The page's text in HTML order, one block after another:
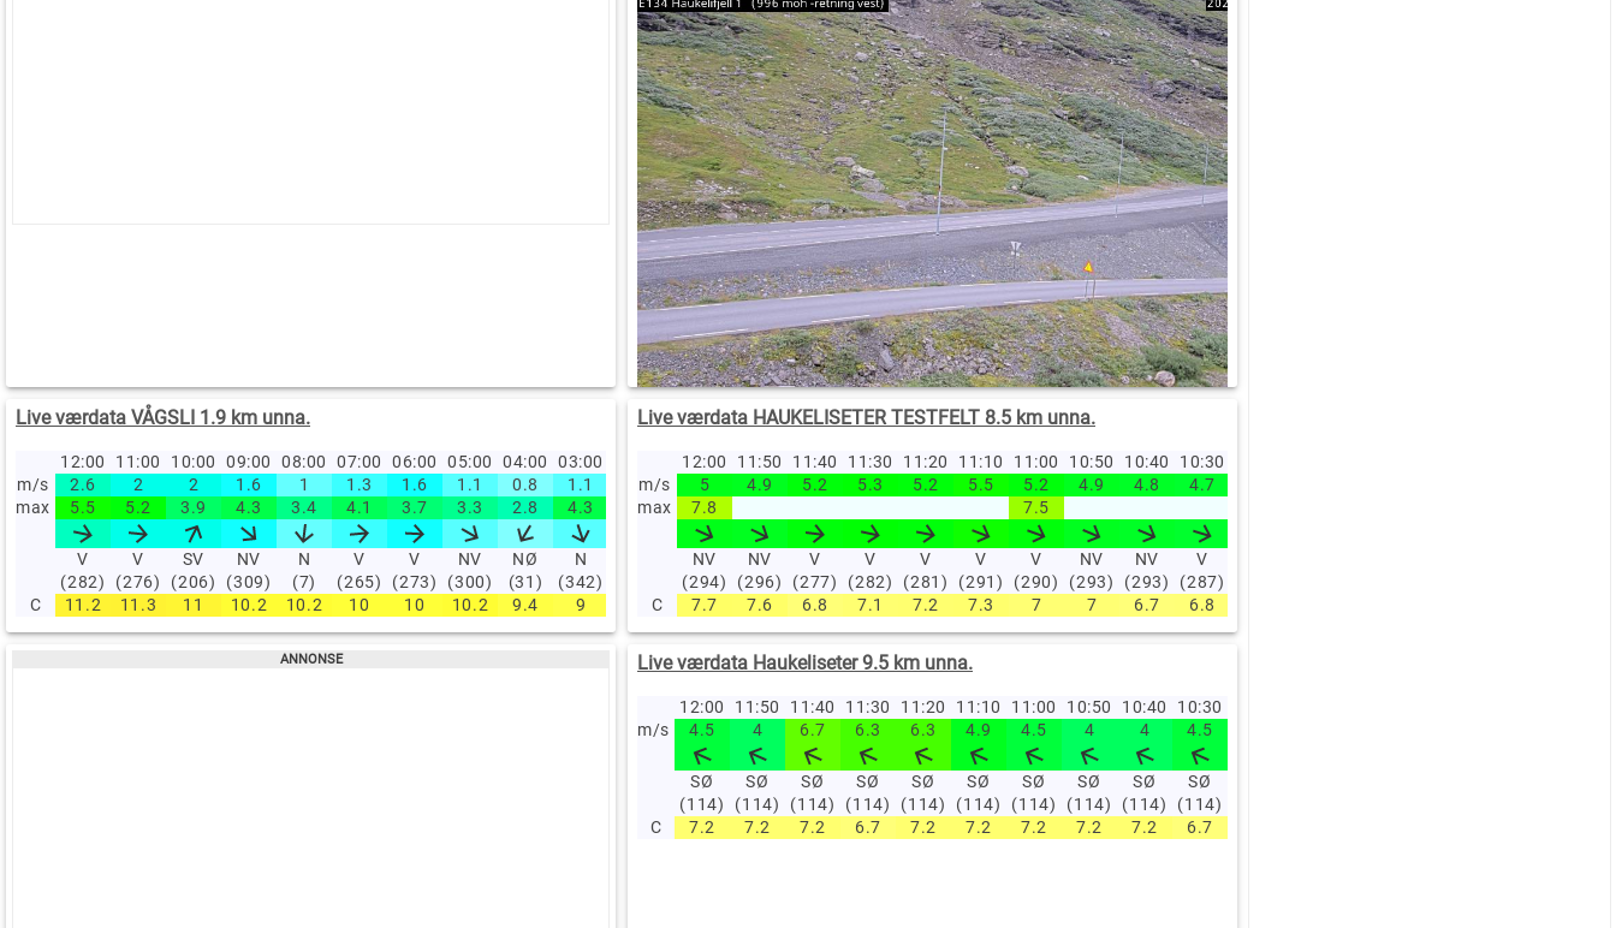
Live værdata VÅGSLI 1.9 km unna.
12:00 11:00 10:00 09:00 08:00 07:00 06:00 05:00 04:00
03:00
m/s
2.6 2 2 1.6 1 1.3 1.6 1.1 0.8
1.1
max
5.5 5.2 3.9 4.3 3.4 4.1 3.7 3.3 2.8 4.3
V
(282)
V
(276)
SV
(206)
NV
(309)
N
(7)
V
(265)
V
(273)
NV
(300)
NØ
(31)
N
(342)
C
11.2 11.3 11 10.2 10.2 10 10 10.2 9.4 9
Live værdata HAUKELISETER TESTFELT 8.5 km unna.
12:00 11:50 11:40 11:30 11:20 11:10 11:00 10:50 10:40 10:30
m/s
5 4.9 5.2 5.3 5.2 5.5 5.2 4.9 4.8 4.7
max
7.8 7.5
NV
(294)
NV
(296)
V
(277)
V
(282)
V
(281)
V
(291)
V
(290)
NV
(293)
NV
(293)
V
(287)
C
7.7 7.6 6.8 7.1 7.2 7.3 7 7 6.7 6.8
Live værdata Haukeliseter 9.5 km unna.
12:00 11:50 11:40 11:30 11:20 11:10 11:00 10:50 10:40 10:30
m/s
4.5 4 6.7 6.3 6.3 4.9 4.5 4 4 4.5
SØ
(114)
SØ
(114)
SØ
(114)
SØ
(114)
SØ
(114)
SØ
(114)
SØ
(114)
SØ
(114)
SØ
(114)
SØ
(114)
C
7.2 7.2 7.2 6.7 7.2 7.2 7.2 7.2 7.2 6.7